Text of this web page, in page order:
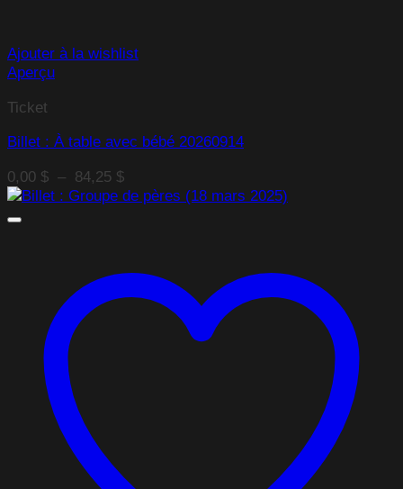
Ajouter à la wishlist
Aperçu
Ticket
Billet : À table avec bébé 20260914
0,00 $ – 84,25 $Plage
de
84,25 $